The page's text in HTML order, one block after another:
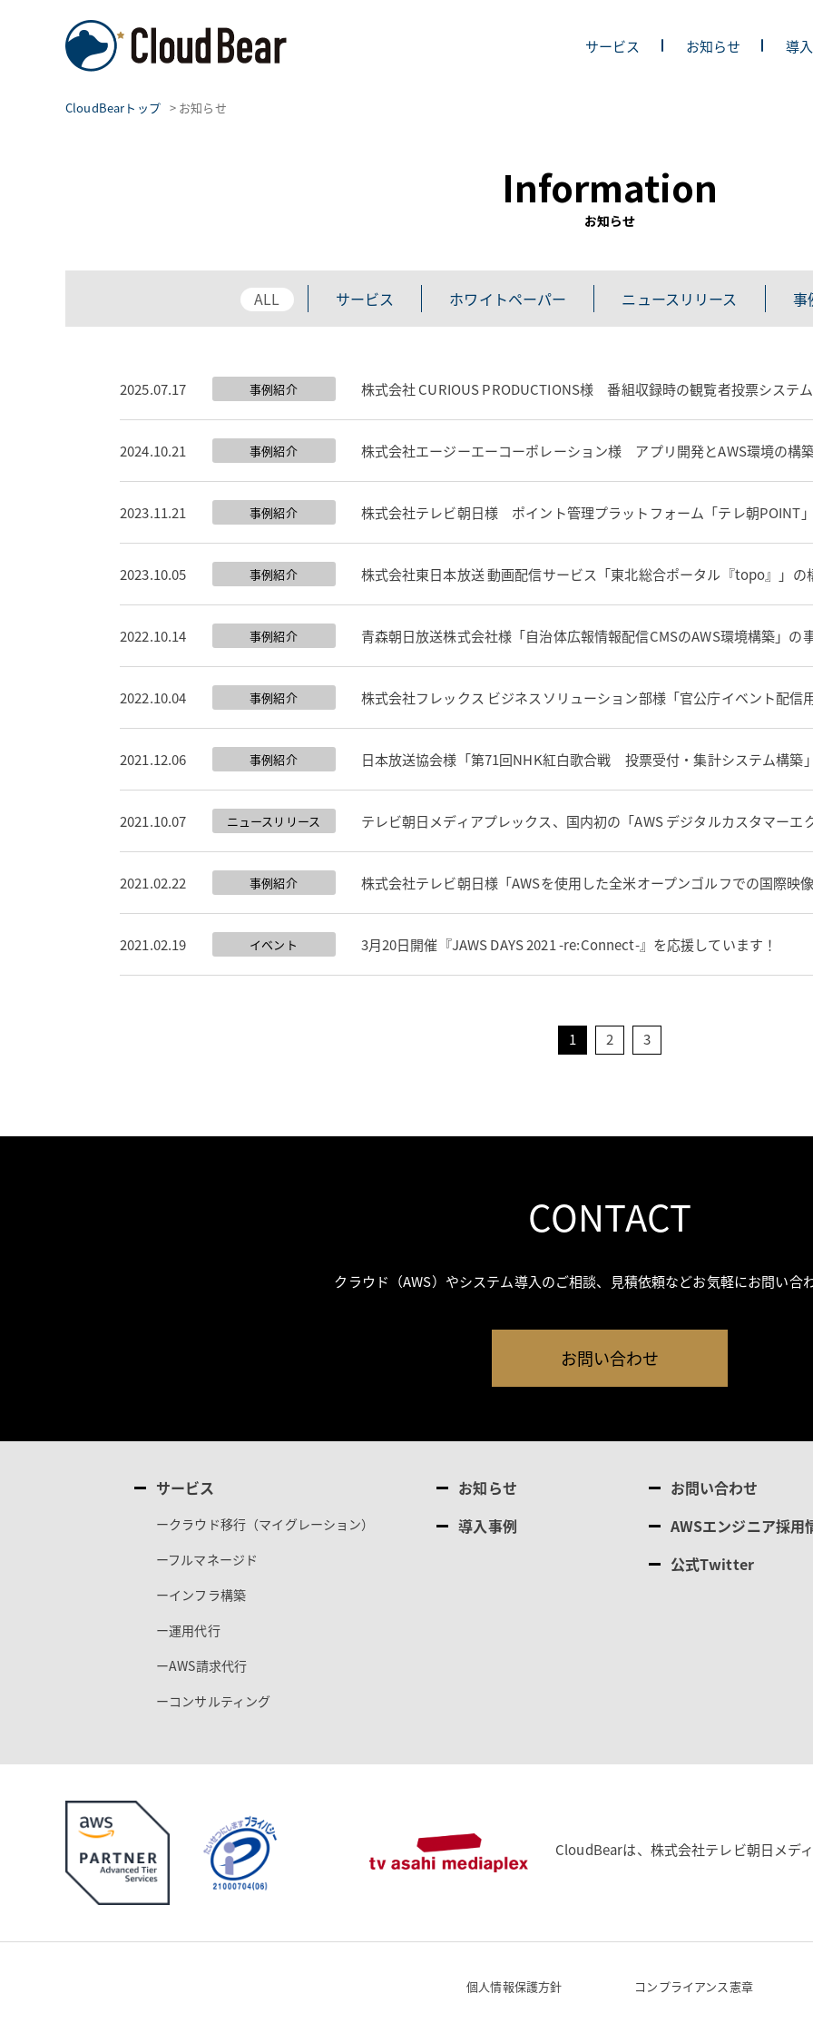
サービス お知らせ 導
CloudBearトップ > お知らせ
Information
お知らせ
ALL サービス ホワイトペーパー ニュースリリース 事
2025.07.17 事例紹介 株式会社 CURIOUS PRODUCTIONS様 番組収録時の観覧者投票システ
2024.10.21 事例紹介 株式会社エージーエーコーポレーション様 アプリ開発とAWS環境の構
2023.11.21 事例紹介 株式会社テレビ朝日様 ポイント管理プラットフォーム「テレ朝POINT
2023.10.05 事例紹介 株式会社東日本放送 動画配信サービス「東北総合ポータル『topo』」の
2022.10.14 事例紹介 青森朝日放送株式会社様「自治体広報情報配信CMSのAWS環境構築」の
2022.10.04 事例紹介 株式会社フレックス ビジネスソリューション部様「官公庁イベント配信
2021.12.06 事例紹介 日本放送協会様「第71回NHK紅白歌合戦 投票受付・集計システム構築
2021.10.07 ニュースリリース テレビ朝日メディアプレックス、国内初の「AWS デジタルカスタマー
2021.02.22 事例紹介 株式会社テレビ朝日様「AWSを使用した全米オープンゴルフでの国際映
2021.02.19 イベント 3月20日開催『JAWS DAYS 2021 -re:Connect-』を応援しています！
1 2 3
CONTACT
クラウド（AWS）やシステム導入のご相談、見積依頼などお気軽にお問い合
お問い合わせ
サービス
ークラウド移行（マイグレーション）
ーフルマネージド
ーインフラ構築
ー運用代行
ーAWS請求代行
ーコンサルティング
お知らせ
導入事例
お問い合わせ
AWSエンジニア採用
公式Twitter
CloudBearは、株式会社テレビ朝日メデ
個人情報保護方針 コンプライアンス憲章